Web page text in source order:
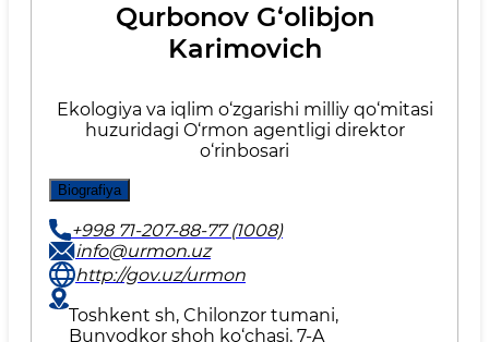
Qurbonov G‘olibjon
Karimovich
Ekologiya va iqlim o‘zgarishi milliy qo‘mitasi
huzuridagi O‘rmon agentligi direktor
o‘rinbosari
Biografiya
+998 71-207-88-77 (1008)
info@urmon.uz
http://gov.uz/urmon
Toshkent sh, Chilonzor tumani,
Bunyodkor shoh ko‘chasi, 7-A